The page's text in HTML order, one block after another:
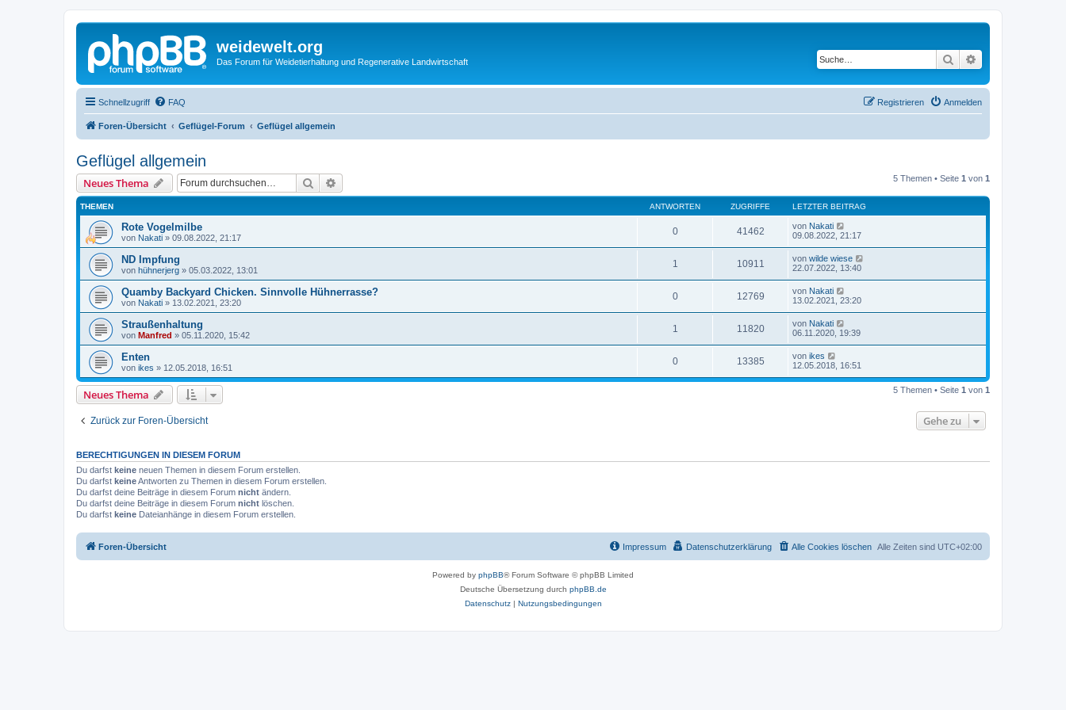
weidewelt.org
Das Forum für Weidetierhaltung und Regenerative Landwirtschaft Suche
Schnellzugriff FAQ Anmelden
Registrieren
Foren-Übersicht Geflügel-Forum Geflügel allgemein
Geflügel allgemein
Neues Thema Suche 5 Themen • Seite 1 von 1
THEMEN ANTWORTEN ZUGRIFFE LETZTER BEITRAG
Rote Vogelmilbe
von Nakati » 09.08.2022, 21:17
0 41462 von Nakati
09.08.2022, 21:17
ND Impfung
von hühnerjerg » 05.03.2022, 13:01
1 10911 von wilde wiese
22.07.2022, 13:40
Quamby Backyard Chicken. Sinnvolle Hühnerrasse?
von Nakati » 13.02.2021, 23:20
0 12769 von Nakati
13.02.2021, 23:20
Straußenhaltung
von Manfred » 05.11.2020, 15:42
1 11820 von Nakati
06.11.2020, 19:39
Enten
von ikes » 12.05.2018, 16:51
0 13385 von ikes
12.05.2018, 16:51
Neues Thema 5 Themen • Seite 1 von 1
Zurück zur Foren-Übersicht Gehe zu
BERECHTIGUNGEN IN DIESEM FORUM
Du darfst keine neuen Themen in diesem Forum erstellen.
Du darfst keineAntworten zu Themen in diesem Forum erstellen.
Du darfst deine Beiträge in diesem Forum nicht ändern.
Du darfst deine Beiträge in diesem Forum nicht löschen.
Du darfst keine Dateianhänge in diesem Forum erstellen.
Foren-Übersicht Alle Zeiten sind UTC+02:00
Alle Cookies löschen
Datenschutzerklärung
Impressum
Powered by phpBB® Forum Software © phpBB Limited
Deutsche Übersetzung durch phpBB.de
Datenschutz| Nutzungsbedingungen